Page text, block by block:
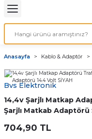
Anasayfa Kablo & Adaptör
Bvs Elektronik
14,4v Şarjlı Matkap
Şarjlı Matkab
704,90 TL